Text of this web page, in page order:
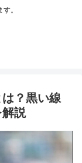
。
？黒い線
説